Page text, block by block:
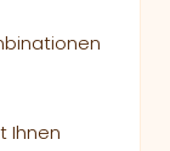
Ihnen